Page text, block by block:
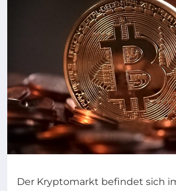
Der Kryptomarkt befindet sich